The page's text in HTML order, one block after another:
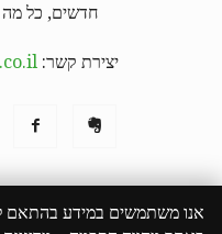
חדשים, כל
יצירת קשר:
אנו משתמשים במידע בהתאם